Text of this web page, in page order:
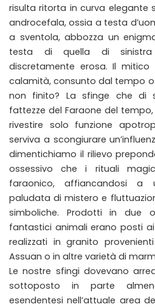
risulta ritorta in curva elegante
androcefala, ossia a testa
a sventola, abbozza un
testa di quella di sinistra
discretamente erosa. Il
calamità, consunto dal tempo
non finito? La sfinge che di
fattezze del Faraone del
rivestire solo funzione
serviva a scongiurare
dimentichiamo il rilievo
ossessivo che i rituali
faraonico, affiancandosi a
paludata di mistero e
simboliche. Prodotti in due
fantastici animali erano posti
realizzati in granito
Assuan o in altre varietà di
Le nostre sfingi dovevano
sottoposto in parte
esendentesi nell’attuale area